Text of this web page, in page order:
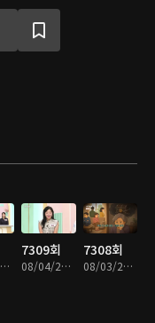
08/05/2026 • 52분
7309회
08/04/2026 • 51분
7308회
08/03/2026 • 51분